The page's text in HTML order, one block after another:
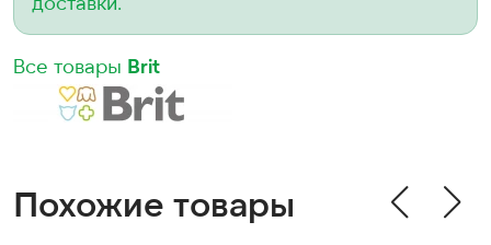
Все товары Brit
Похожие товары